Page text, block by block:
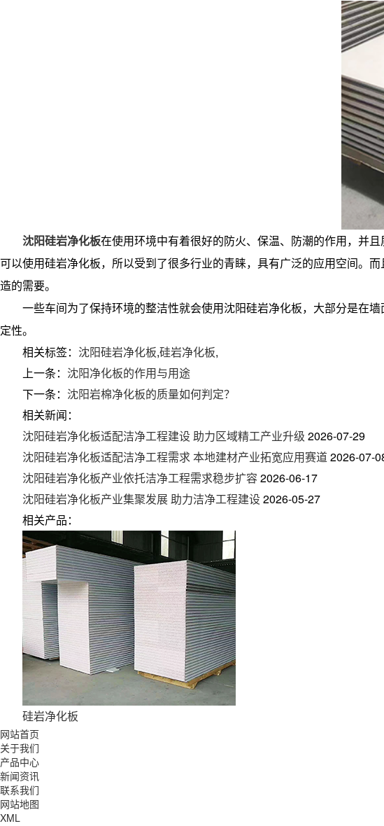
沈阳硅岩净化板在使用环境中有着很好的防火、保温、防潮的作用，并
可以使用硅岩净化板，所以受到了很多行业的青睐，具有广泛的应用空间。
造的需要。
一些车间为了保持环境的整洁性就会使用沈阳硅岩净化板，大部分是在
定性。
相关标签： 沈阳硅岩净化板,硅岩净化板,
上一条： 沈阳净化板的作用与用途
下一条： 沈阳岩棉净化板的质量如何判定？
相关新闻：
沈阳硅岩净化板适配洁净工程建设 助力区域精工产业升级 2026-07-29
沈阳硅岩净化板适配洁净工程需求 本地建材产业拓宽应用赛道2026-07-
沈阳硅岩净化板产业依托洁净工程需求稳步扩容2026-06-17
沈阳硅岩净化板产业集聚发展 助力洁净工程建设2026-05-27
相关产品：
硅岩净化板
网站首页
关于我们
产品中心
新闻资讯
联系我们
网站地图
XML